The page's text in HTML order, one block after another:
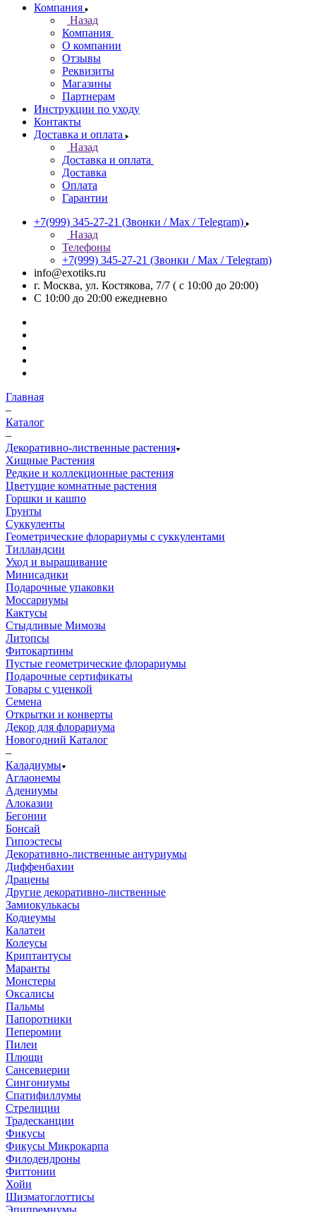
Компания
Назад
Компания
О компании
Отзывы
Реквизиты
Магазины
Партнерам
Инструкции по уходу
Контакты
Доставка и оплата
Назад
Доставка и оплата
Доставка
Оплата
Гарантии
+7(999) 345-27-21 (Звонки / Max / Telegram)
Назад
Телефоны
+7(999) 345-27-21 (Звонки / Max / Telegram)
info@exotiks.ru
г. Москва, ул. Костякова, 7/7 ( с 10:00 до 20:00)
С 10:00 до 20:00 ежедневно
Главная
–
Каталог
–
Декоративно-лиственные растения
Хищные Растения
Редкие и коллекционные растения
Цветущие комнатные растения
Горшки и кашпо
Грунты
Суккуленты
Геометрические флорариумы с суккулентами
Тилландсии
Уход и выращивание
Минисадики
Подарочные упаковки
Моссариумы
Кактусы
Стыдливые Мимозы
Литопсы
Фитокартины
Пустые геометрические флорариумы
Подарочные сертификаты
Товары с уценкой
Семена
Открытки и конверты
Декор для флорариума
Новогодний Каталог
–
Каладиумы
Аглаонемы
Адениумы
Алоказии
Бегонии
Бонсай
Гипоэстесы
Декоративно-лиственные антуриумы
Диффенбахии
Драцены
Другие декоративно-лиственные
Замиокулькасы
Кодиеумы
Калатеи
Колеусы
Криптантусы
Маранты
Монстеры
Оксалисы
Пальмы
Папоротники
Пеперомии
Пилеи
Плющи
Сансевиерии
Сингониумы
Спатифиллумы
Стрелиции
Традесканции
Фикусы
Фикусы Микрокарпа
Филодендроны
Фиттонии
Хойи
Шизматоглоттисы
Эпипремнумы